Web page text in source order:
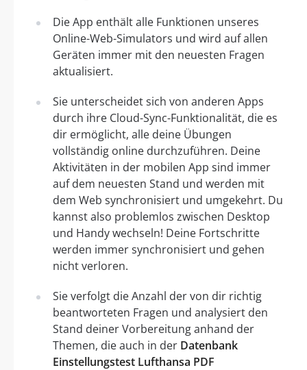
Die App enthält alle Funktionen unseres
Online-Web-Simulators und wird auf allen
Geräten immer mit den neuesten Fragen
aktualisiert.
Sie unterscheidet sich von anderen Apps
durch ihre Cloud-Sync-Funktionalität, die es
dir ermöglicht, alle deine Übungen
vollständig online durchzuführen. Deine
Aktivitäten in der mobilen App sind immer
auf dem neuesten Stand und werden mit
dem Web synchronisiert und umgekehrt. Du
kannst also problemlos zwischen Desktop
und Handy wechseln! Deine Fortschritte
werden immer synchronisiert und gehen
nicht verloren.
Sie verfolgt die Anzahl der von dir richtig
beantworteten Fragen und analysiert den
Stand deiner Vorbereitung anhand der
Themen, die auch in der Datenbank
Einstellungstest Lufthansa PDF